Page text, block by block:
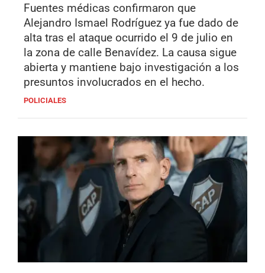
Fuentes médicas confirmaron que
Alejandro Ismael Rodríguez ya fue dado de
alta tras el ataque ocurrido el 9 de julio en
la zona de calle Benavídez. La causa sigue
abierta y mantiene bajo investigación a los
presuntos involucrados en el hecho.
POLICIALES